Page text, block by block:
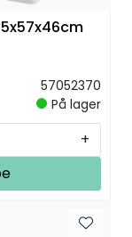
57052370
På lager
+